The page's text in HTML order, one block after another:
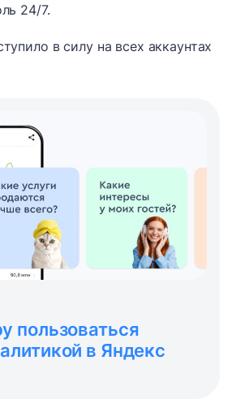
24/7.
в силу на всех аккаунтах
пользоваться
в Яндекс